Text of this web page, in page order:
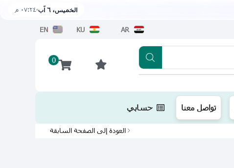
الخميس، ٦ آب ٠٧:٢٤ م
AR
KU
EN
0
تطبيقنا متوفر الآن على متجر أبل اضغط
تواصل معنا حسابي
العودة إلى الصفحة السابقة